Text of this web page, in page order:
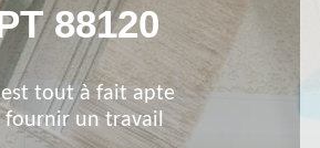
88120
est tout à fait apte
fournir un travail